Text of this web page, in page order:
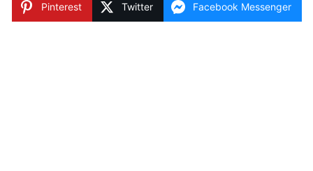
Pinterest Twitter Facebook Messenger